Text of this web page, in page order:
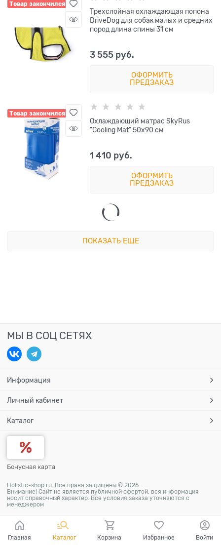
Товар закончился
Трехслойная охлаждающая попона
DriveDog для собак малых и средних
пород длина спины 31 см
3 555 руб.
ОФОРМИТЬ
ПРЕДЗАКАЗ
Товар закончился
Охлаждающий матрас SkyRus
"Cooling Mat" 50х90 см
1 410 руб.
ОФОРМИТЬ
ПРЕДЗАКАЗ
ПОКАЗАТЬ ЕЩЕ
МЫ В СОЦ СЕТЯХ
Информация
Личный кабинет
Каталог
Бонусная карта
Holistic-shop.ru. Все права защищены © 2026
Внимание! Сайт не является публичной офертой, вся информация
носит справочный характер. Все условия заказа уточняются с
менеджером
Главная Каталог Корзина Избранное Войти